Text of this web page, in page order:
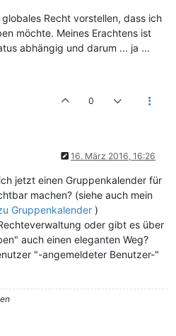
Recht vorstellen, dass ich
möchte. Meines Erachtens ist
abhängig und darum ... ja ...
0
16. März 2016, 16:26
jetzt einen Gruppenkalender für
machen? (siehe auch mein
Gruppenkalender )
oder gibt es über
auch einen eleganten Weg?
"-angemeldeter Benutzer-"